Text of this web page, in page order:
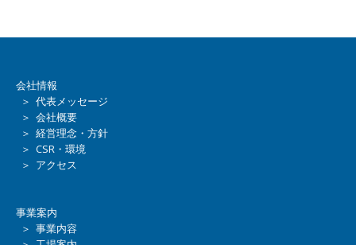
会社情報
＞ 代表メッセージ
＞ 会社概要
＞ 経営理念・方針
＞ CSR・環境
＞ アクセス
事業案内
＞ 事業内容